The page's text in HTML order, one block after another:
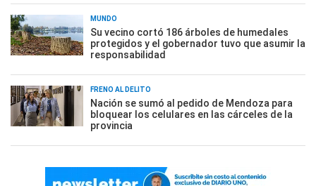
MUNDO
Su vecino cortó 186 árboles de humedales
protegidos y el gobernador tuvo que asumir la
responsabilidad
FRENO AL DELITO
Nación se sumó al pedido de Mendoza para
bloquear los celulares en las cárceles de la
provincia